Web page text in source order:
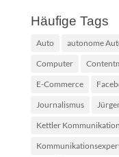
Häufige Tags
Auto autonome
Computer
E-Commerce
Journalismus
Kettler Kommunikation